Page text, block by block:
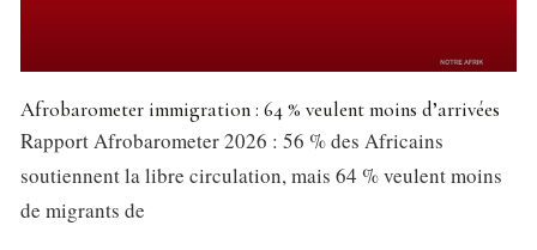
Afrobarometer immigration : 64 % veulent moins d’arrivées
Rapport Afrobarometer 2026 : 56 % des Africains
soutiennent la libre circulation, mais 64 % veulent moins
de migrants de